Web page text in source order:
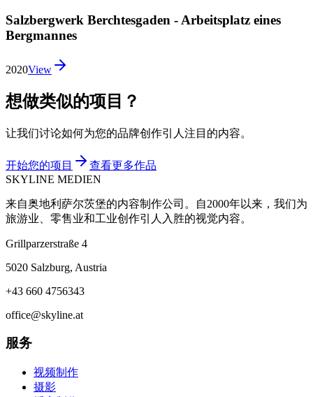
Salzbergwerk Berchtesgaden - Arbeitsplatz eines
Bergmannes
2020View
想做类似的项目？
让我们讨论如何为您的品牌创作引人注目的内容。
开始您的项目
查看更多作品
SKYLINE MEDIEN
来自奥地利萨尔茨堡的内容制作公司。自2000年以来，我们为
旅游业、零售业和工业创作引人入胜的视觉内容。
Grillparzerstraße 4
5020 Salzburg, Austria
+43 660 4756343
office@skyline.at
服务
视频制作
摄影